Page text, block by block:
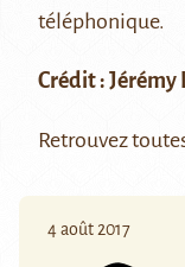
téléphonique.
Crédit : Jérémy
Retrouvez
4 août 2017